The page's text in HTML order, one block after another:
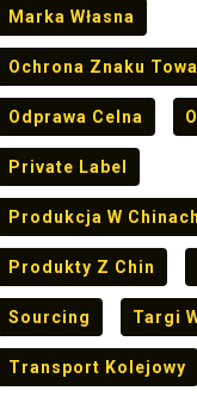
Marka Własna
Ochrona Znaku
Odprawa Celna
Private Label
Produkcja W Chinach
Produkty Z Chin
Sourcing Targi
Transport Kolejowy